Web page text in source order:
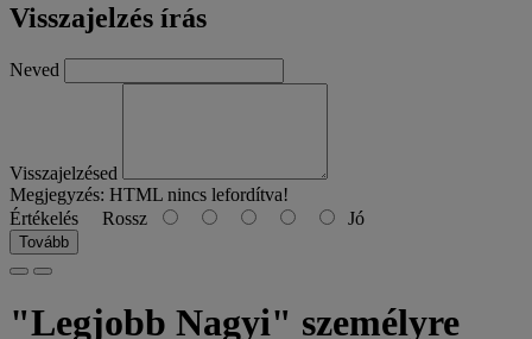
Visszajelzés írás
Neved
Visszajelzésed
Megjegyzés: HTML nincs lefordítva!
Értékelés Rossz Jó
Tovább
"Legjobb Nagyi" személyre